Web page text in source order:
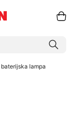
lampa